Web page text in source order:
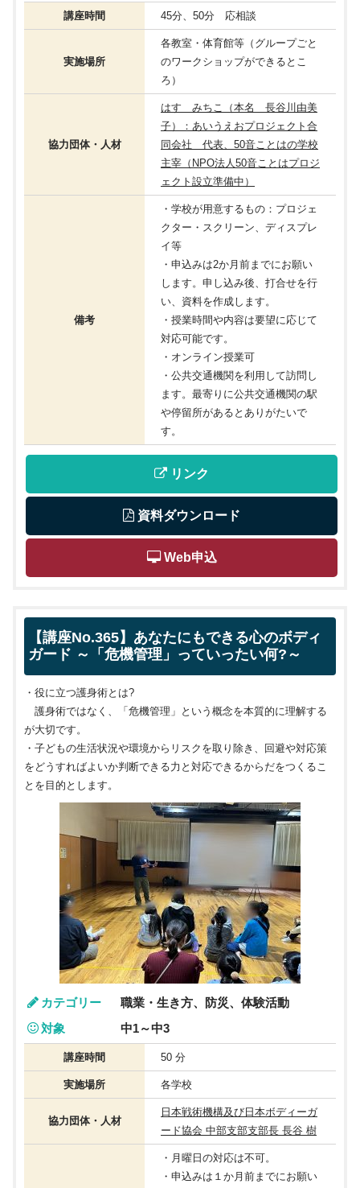
講座時間 45分、50分 応相談
実施場所
各教室・体育館等（グループごと
のワークショップができるとこ
ろ）
協力団体・人材
はす みちこ（本名 長谷川由美
子）：あいうえおプロジェクト合
同会社 代表、50音ことはの学校
主宰（NPO法人50音ことはプロジ
ェクト設立準備中）
備考
・学校が用意するもの：プロジェ
クター・スクリーン、ディスプレ
イ等
・申込みは2か月前までにお願い
します。申し込み後、打合せを行
い、資料を作成します。
・授業時間や内容は要望に応じて
対応可能です。
・オンライン授業可
・公共交通機関を利用して訪問し
ます。最寄りに公共交通機関の駅
や停留所があるとありがたいで
す。
リンク
資料ダウンロード
Web申込
【講座No.365】あなたにもできる心のボディ
ガード ～「危機管理」っていったい何?～
・役に立つ護身術とは?
護身術ではなく、「危機管理」という概念を本質的に理解する
が大切です。
・子どもの生活状況や環境からリスクを取り除き、回避や対応策
をどうすればよいか判断できる力と対応できるからだをつくるこ
とを目的とします。
カテゴリー
職業・生き方、防災、体験活動
対象
中1～中3
講座時間 50 分
実施場所 各学校
協力団体・人材
日本戦術機構及び日本ボディーガ
ード協会 中部支部支部⾧ ⾧谷 樹
・月曜日の対応は不可。
・申込みは１か月前までにお願い